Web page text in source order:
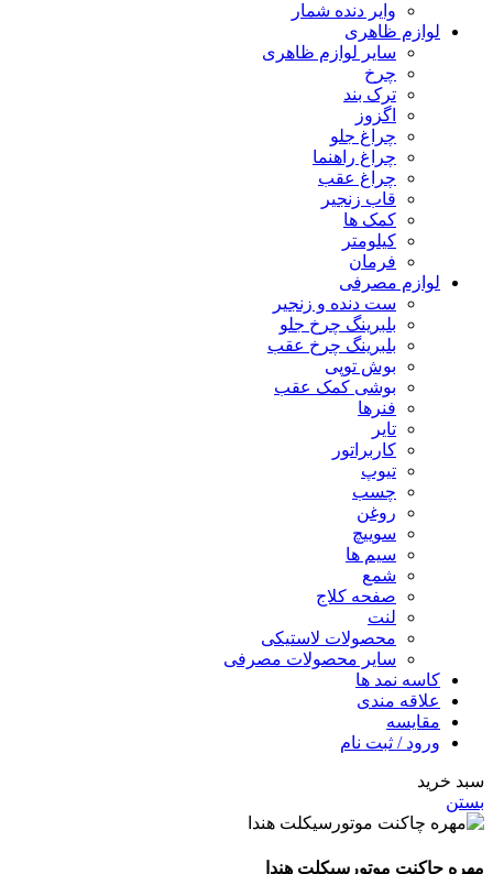
وایر دنده شمار
لوازم ظاهری
سایر لوازم ظاهری
چرخ
ترک بند
اگزوز
چراغ جلو
چراغ راهنما
چراغ عقب
قاب زنجیر
کمک ها
کیلومتر
فرمان
لوازم مصرفی
ست دنده و زنجیر
بلبرینگ چرخ جلو
بلبرینگ چرخ عقب
بوش توپی
بوشی کمک عقب
فنرها
تایر
کاربراتور
تیوپ
چسب
روغن
سوییچ
سیم ها
شمع
صفحه کلاج
لنت
محصولات لاستیکی
سایر محصولات مصرفی
کاسه نمد ها
علاقه مندی
مقایسه
ورود / ثبت نام
سبد خرید
بستن
مهره چاکنت موتورسیکلت هندا